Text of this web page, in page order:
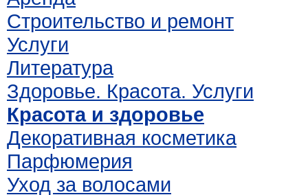
Строительство и ремонт
Услуги
Литература
Здоровье. Красота. Услуги
Красота и здоровье
Декоративная косметика
Парфюмерия
Уход за волосами